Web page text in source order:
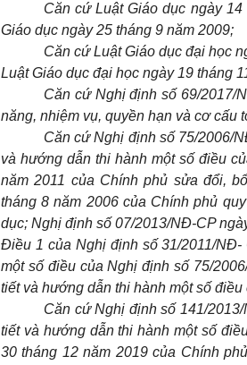
Căn cứ Luật Giáo dục ngày
Giáo dục ngày 25 tháng 9 năm 2009;
Căn cứ Luật Giáo dục đại học
Luật Giáo dục đại học ngày 19 tháng
Căn cứ Nghị định số 69/2017/
năng, nhiệm vụ, quyền hạn và cơ cấu
Căn cứ Nghị định số 75/2006/
và hướng dẫn thi hành một số điều
năm 2011 của Chính phủ sửa đổi,
tháng 8 năm 2006 của Chính phủ
dục; Nghị định số 07/2013/NĐ-CP
Điều 1 của Nghị định số 31/2011/NĐ-
một số điều của Nghị định số 75/
tiết và hướng dẫn thi hành một số điều
Căn cứ Nghị định số 141/
tiết và hướng dẫn thi hành một số
30 tháng 12 năm 2019 của Chính